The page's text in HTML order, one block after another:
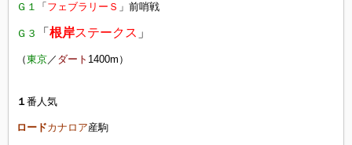
Ｇ１ 「 フェブラリーＳ 」前哨戦
Ｇ３ 「 根岸ステークス 」
（東京／ ダート 1400m）
１番人気
ロードカナロア産駒